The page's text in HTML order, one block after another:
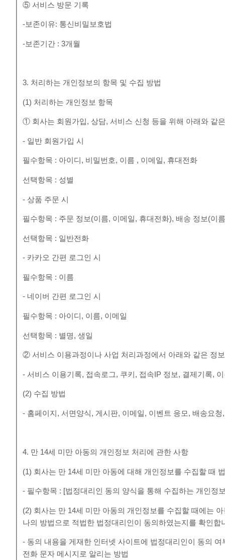
⑤ 서비스 방문 기록
-보존이유: 통신비밀보호법
-보존기간 : 3개월
3. 처리하는 개인정보의 항목 및 수집 방법
(1) 처리하는 개인정보 항목
① 회사는 회원가입, 상담, 서비스 신청 등을 위해 아래와 같
- 일반 회원가입 시
필수항목 : 아이디, 비밀번호, 이름 , 이메일, 휴대전화
선택항목 : 성별
- 상품 주문 시
필수항목 : 주문 정보(이름, 이메일, 휴대전화), 배송 정보(이
선택항목 : 일반전화
- 카카오 간편 로그인 시
필수항목 : 이름
- 네이버 간편 로그인 시
필수항목 : 아이디, 이름, 이메일
선택항목 : 별명, 생일
② 서비스 이용과정이나 사업 처리과정에서 아래와 같은 정
- 서비스 이용기록, 접속로그, 쿠키, 접속IP 정보, 결제기록,
(2) 수집 방법
- 홈페이지, 서면양식, 게시판, 이메일, 이벤트 응모, 배송요
4. 만 14세 미만 아동의 개인정보 처리에 관한 사항
(1) 회사는 만 14세 미만 아동에 대해 개인정보를 수집할 때
- 필수항목 : [법정대리인 동의 양식을 통해 수집하는 개인정
(2) 회사는 만 14세 미만 아동의 개인정보를 수집할 때에는
나의 방법으로 적법한 법정대리인이 동의하였는지를 확인합
- 동의 내용을 게재한 인터넷 사이트에 법정대리인이 동의
전화 문자 메시지로 알리는 방법